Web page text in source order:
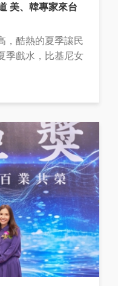
美、韓專家來台
，酷熱的夏季讓民
季戲水，比基尼女